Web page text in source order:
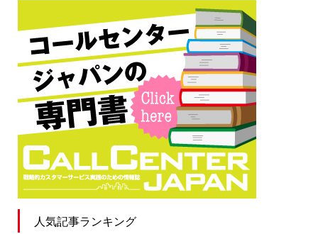
人気記事ランキング